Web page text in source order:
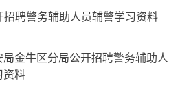
招聘警务辅助人员辅警学习资料
局金牛区分局公开招聘警务辅助人
资料